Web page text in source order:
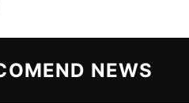
NEWS